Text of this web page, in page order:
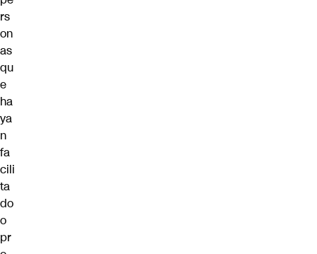
rs
on
as
qu
e
ha
ya
n
fa
cili
ta
do
o
pr